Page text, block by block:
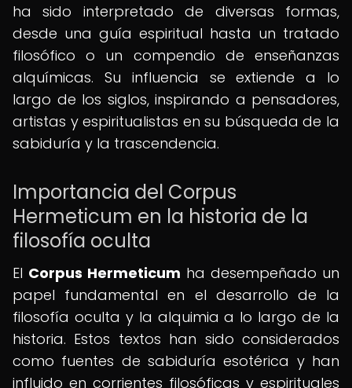
ha sido interpretado de diversas formas,
desde una guía espiritual hasta un tratado
filosófico o un compendio de enseñanzas
alquímicas. Su influencia se extiende a lo
largo de los siglos, inspirando a pensadores,
artistas y espiritualistas en su búsqueda de la
sabiduría y la trascendencia.
Importancia del Corpus
Hermeticum en la historia de la
filosofía oculta
El Corpus Hermeticum ha desempeñado un
papel fundamental en el desarrollo de la
filosofía oculta y la alquimia a lo largo de la
historia. Estos textos han sido considerados
como fuentes de sabiduría esotérica y han
influido en corrientes filosóficas y espirituales